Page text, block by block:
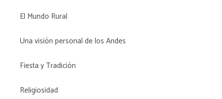
El Mundo Rural
Una visión personal de los Andes
Fiesta y Tradición
Religiosidad